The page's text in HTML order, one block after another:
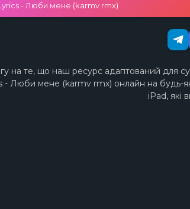
- Люби мене (karmv rmx)
на те, що наш ресурс адаптований для
- Люби мене (karmv rmx) онлайн на будь-
iPad, які